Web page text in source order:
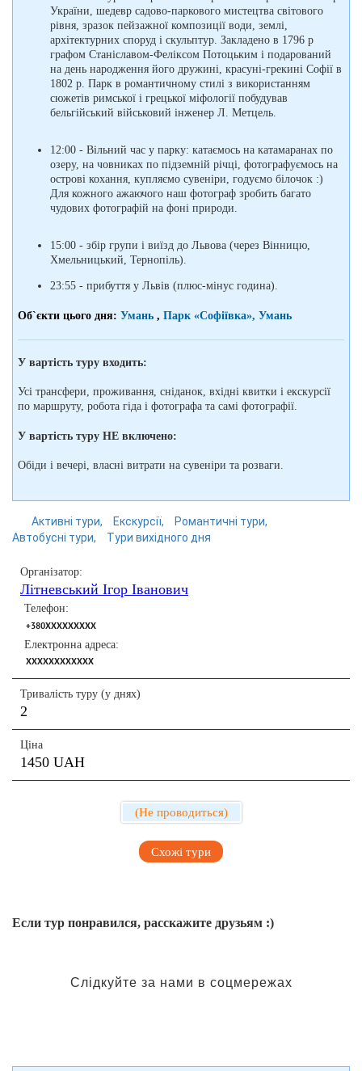
України, шедевр садово-паркового мистецтва світового
рівня, зразок пейзажної композиції води, землі,
архітектурних споруд і скульптур. Закладено в 1796 р
графом Станіславом-Феліксом Потоцьким і подарований
на день народження його дружині, красуні-грекині Софії в
1802 р. Парк в романтичному стилі з використанням
сюжетів римської і грецької міфології побудував
бельгійський військовий інженер Л. Метцель.
12:00 - Вільний час у парку: катаємось на катамаранах по
озеру, на човниках по підземній річці, фотографуємось на
острові кохання, купляємо сувеніри, годуємо білочок :)
Для кожного ажаючого наш фотограф зробить багато
чудових фотографій на фоні природи.
15:00 - збір групи і виїзд до Львова (через Вінницю,
Хмельницький, Тернопіль).
23:55 - прибуття у Львів (плюс-мінус година).
Об`єкти цього дня: Умань , Парк «Софіївка», Умань
У вартість туру входить:
Усі трансфери, проживання, сніданок, вхідні квитки і екскурсії
по маршруту, робота гіда і фотографа та самі фотографії.
У вартість туру НЕ включено:
Обіди і вечері, власні витрати на сувеніри та розваги.
Активні тури Екскурсії
Романтичні тури
Автобусні тури
Тури вихідного дня
Організатор:
Літневський Ігор Іванович
Телефон:
+380XXXXXXXXX
Електронна адреса:
XXXXXXXXXXXX
Тривалість туру (у днях)
2
Ціна
1450 UAH
(Не проводиться)
Схожі тури
Если тур понравился, расскажите друзьям :)
Слідкуйте за нами в соцмережах